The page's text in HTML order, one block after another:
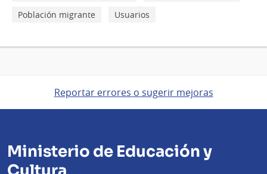
Población migrante
Usuarios
Reportar errores o sugerir mejoras
Ministerio de Educación y